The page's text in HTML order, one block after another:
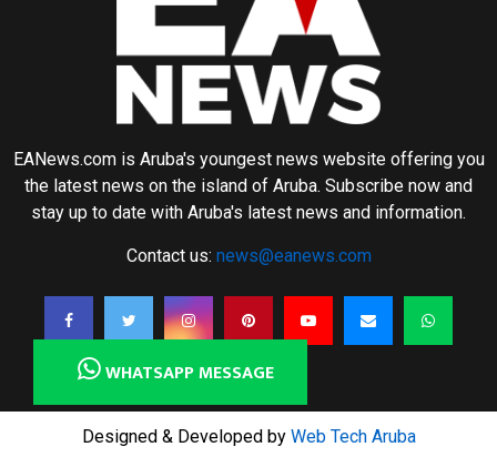
EANews.com is Aruba's youngest news website offering you
the latest news on the island of Aruba. Subscribe now and
stay up to date with Aruba's latest news and information.
Contact us: news@eanews.com
Designed & Developed by Web Tech Aruba
WHATSAPP MESSAGE